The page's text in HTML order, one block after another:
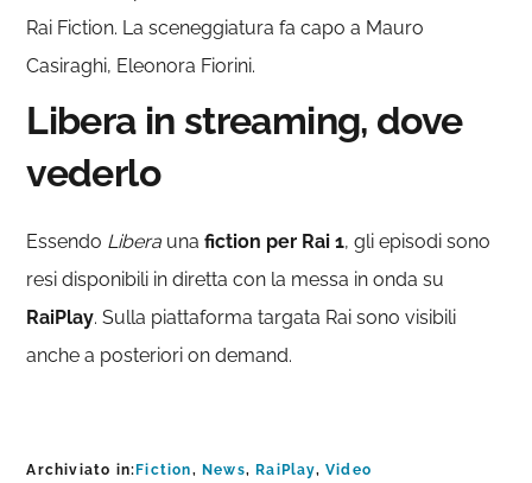
Rai Fiction. La sceneggiatura fa capo a Mauro
Casiraghi, Eleonora Fiorini.
Libera in streaming, dove
vederlo
Essendo Libera unafiction per Rai 1, gli episodi sono
resi disponibili in diretta con la messa in onda su
RaiPlay. Sulla piattaforma targata Rai sono visibili
anche a posteriori on demand.
Archiviato in: Fiction, News, RaiPlay,Video